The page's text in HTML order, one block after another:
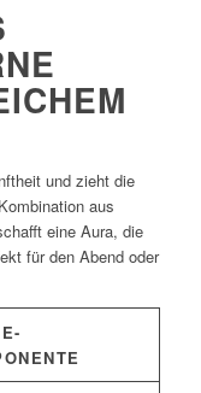
E
K
und zieht die
aus
eine Aura, die
für den Abend oder
K